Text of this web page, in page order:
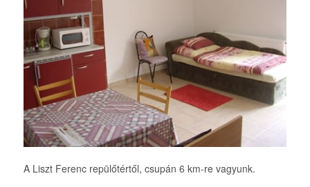
A Liszt Ferenc repülőtértől, csupán 6 km-re vagyunk.